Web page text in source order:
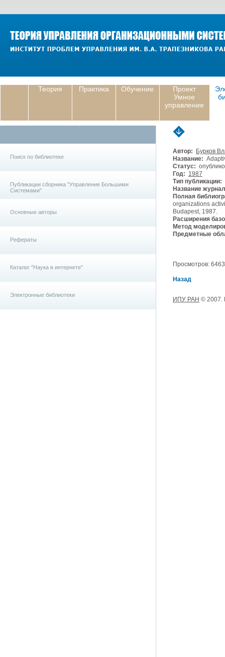
Теория Практика Обучение
Проект
Умное
управление
Поиск по библиотеке
Публикации сборника "Управление Большими
Системами"
Основные авторы
Рефераты
Каталог "Наука в интернете"
Электронные библиотеки
Автор:
Бурков
Название:
Статус:
Год: 1987
Тип публикации:
Название
Полная
organizations
Budapest, 1987.
Расширения
Метод
Предметные
Просмотров:
Назад
ИПУ РАН © 2007.